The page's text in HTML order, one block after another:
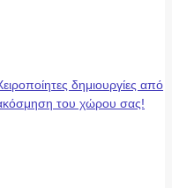
δημιουργίες από
του χώρου σας!